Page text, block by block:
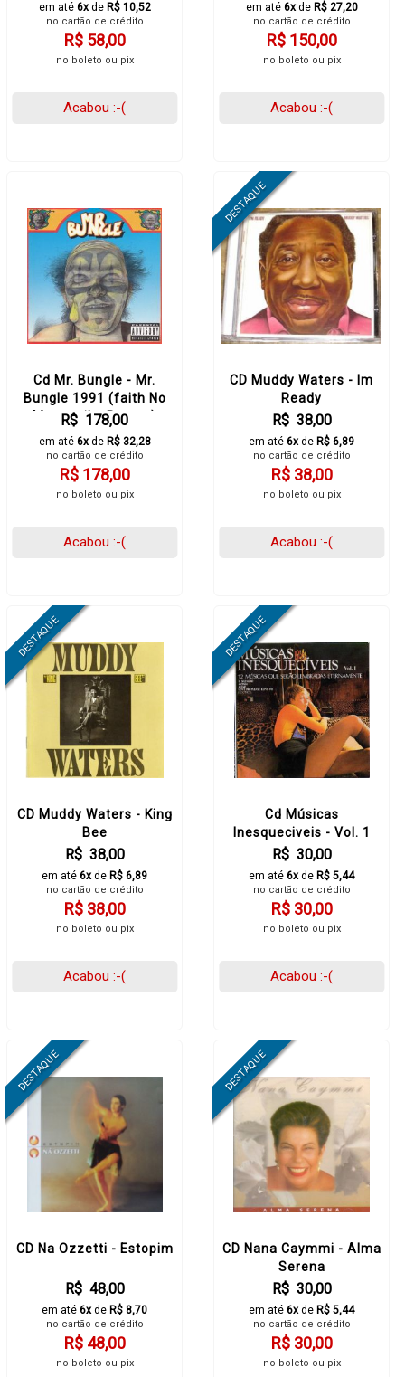
em até 6xde R$ 10,52
no cartão de crédito
R$ 58,00
no boleto ou pix
Acabou :-(
em até 6xde R$ 27,20
no cartão de crédito
R$ 150,00
no boleto ou pix
Acabou :-(
Cd Mr. Bungle - Mr.
Bungle 1991 (faith No
More-mike Patton)
R$ 178,00
em até 6xde R$ 32,28
no cartão de crédito
R$ 178,00
no boleto ou pix
Acabou :-(
CD Muddy Waters - Im
Ready
R$ 38,00
em até 6xde R$ 6,89
no cartão de crédito
R$ 38,00
no boleto ou pix
Acabou :-(
CD Muddy Waters - King
Bee
R$ 38,00
em até 6xde R$ 6,89
no cartão de crédito
R$ 38,00
no boleto ou pix
Acabou :-(
Cd Músicas
Inesqueciveis - Vol. 1
R$ 30,00
em até 6xde R$ 5,44
no cartão de crédito
R$ 30,00
no boleto ou pix
Acabou :-(
CD Na Ozzetti - Estopim
R$ 48,00
em até 6xde R$ 8,70
no cartão de crédito
R$ 48,00
no boleto ou pix
CD Nana Caymmi - Alma
Serena
R$ 30,00
em até 6xde R$ 5,44
no cartão de crédito
R$ 30,00
no boleto ou pix